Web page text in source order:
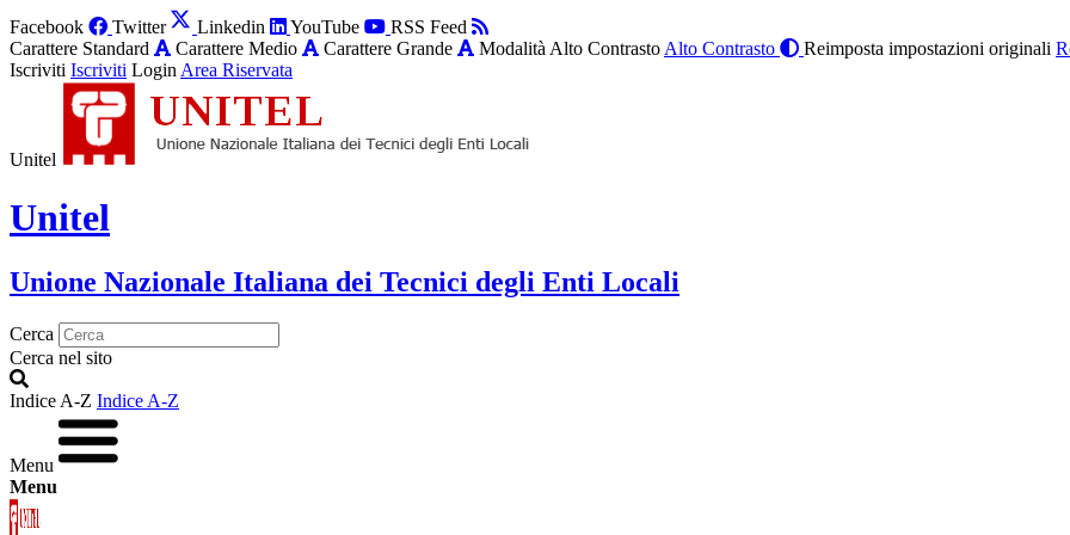
Facebook Twitter Linkedin YouTube
RSS Feed
Carattere Standard
Carattere Medio Carattere Grande Modalità Alto Contrasto Alto Contrasto Reimposta impostazioni originali
Iscriviti Iscriviti Login Area Riservata
Unitel
Unitel
Unione Nazionale Italiana dei Tecnici degli Enti Locali
Cerca
Cerca nel sito
Indice A-Z Indice A-Z
Menu
Menu